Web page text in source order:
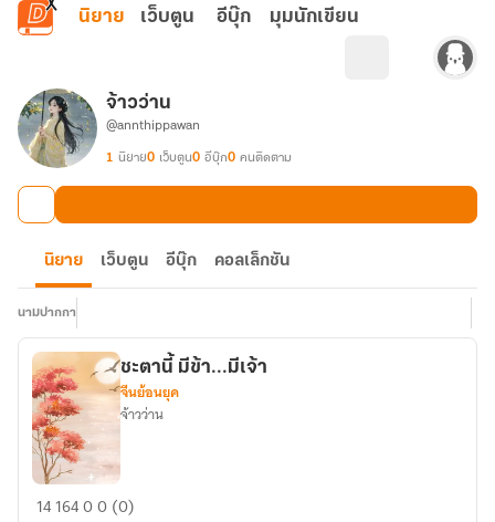
ข้ามไปยังเนื้อหาหลัก
นิยาย เว็บตูน อีบุ๊ก มุมนักเขียน
จ้าวว่าน
@annthippawan
1 นิยาย0 เว็บตูน0 อีบุ๊ก0 คนติดตาม
นิยาย เว็บตูน อีบุ๊ก คอลเล็กชัน
นามปากกา
ชะตา
ชะตานี้ มีข้า...มีเจ้า
จีนย้อนยุค
จ้าวว่าน
1416400 (0)